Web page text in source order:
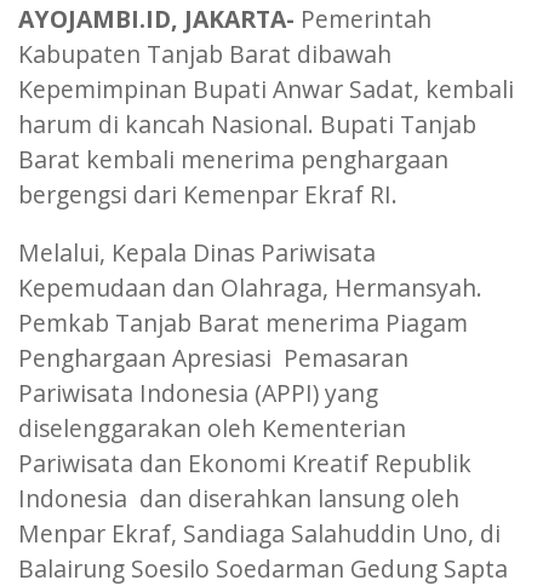
AYOJAMBI.ID, JAKARTA- Pemerintah
Kabupaten Tanjab Barat dibawah
Kepemimpinan Bupati Anwar Sadat, kembali
harum di kancah Nasional. Bupati Tanjab
Barat kembali menerima penghargaan
bergengsi dari Kemenpar Ekraf RI.
Melalui, Kepala Dinas Pariwisata
Kepemudaan dan Olahraga, Hermansyah.
Pemkab Tanjab Barat menerima Piagam
Penghargaan Apresiasi Pemasaran
Pariwisata Indonesia (APPI) yang
diselenggarakan oleh Kementerian
Pariwisata dan Ekonomi Kreatif Republik
Indonesia dan diserahkan lansung oleh
Menpar Ekraf, Sandiaga Salahuddin Uno, di
Balairung Soesilo Soedarman Gedung Sapta